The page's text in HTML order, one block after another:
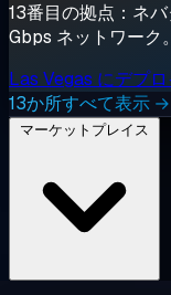
13番目の拠点：ネ
Gbps ネットワーク
Las Vegas にデプ
13か所すべて表示 →